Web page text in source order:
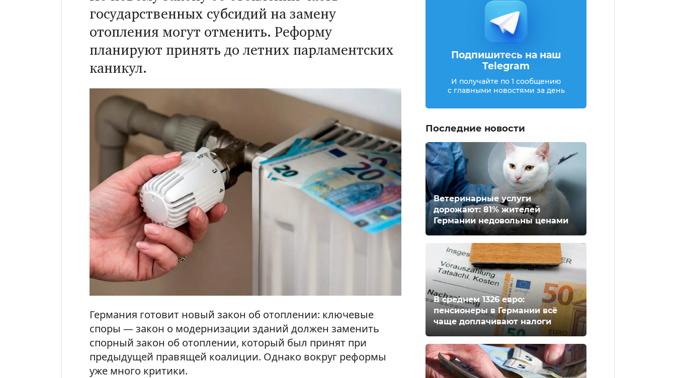
государственных субсидий на замену
отопления могут отменить. Реформу
планируют принять до летних парламентских
каникул.
Германия готовит новый закон об отоплении: ключевые
споры — закон о модернизации зданий должен заменить
спорный закон об отоплении, который был принят при
предыдущей правящей коалиции. Однако вокруг реформы
уже много критики.
Подпишитесь на наш
Telegram
И получайте по 1 сообщению
с главными новостями за день
Последние новости
Ветеринарные услуги
дорожают: 81% жителей
Германии недовольны ценами
В среднем 1326 евро:
пенсионеры в Германии всё
чаще доплачивают налоги